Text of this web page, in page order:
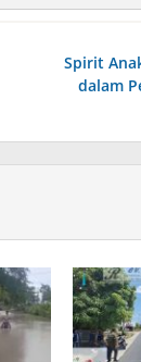
Spirit
dalam